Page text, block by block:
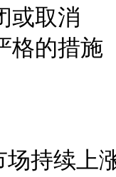
或取消
格的措施
持续上